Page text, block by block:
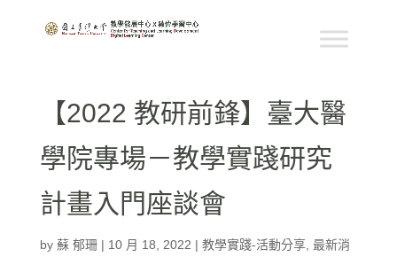
【2022 教研前鋒】臺大醫
學院專場－教學實踐研究
計畫入門座談會
by 蘇 郁珊| 10 月 18, 2022 | 教學實踐-活動分享, 最新消